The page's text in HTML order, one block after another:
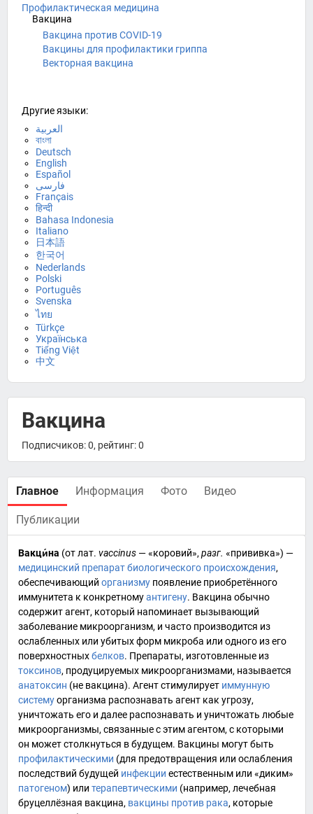
Профилактическая медицина
Вакцина
Вакцина против COVID-19
Вакцины для профилактики гриппа
Векторная вакцина
Другие языки:
العربية
বাংলা
Deutsch
English
Español
فارسی
Français
हिन्दी
Bahasa Indonesia
Italiano
日本語
한국어
Nederlands
Polski
Português
Svenska
ไทย
Türkçe
Українська
Tiếng Việt
中文
Вакцина
Подписчиков: 0, рейтинг: 0
Главное Информация Фото Видео
Публикации
Вакци́на (отлат. vaccinus — «коровий», разг. «прививка») —
медицинский препарат биологического происхождения,
обеспечивающий организму появление приобретённого
иммунитета к конкретномуантигену. Вакцина обычно
содержит агент, который напоминает вызывающий
заболевание микроорганизм, и часто производится из
ослабленных или убитых форм микроба или одного из его
поверхностныхбелков. Препараты, изготовленные из
токсинов, продуцируемых микроорганизмами, называется
анатоксин (не вакцина). Агент стимулирует иммунную
системуорганизма распознавать агент как угрозу,
уничтожать его и далее распознавать и уничтожать любые
микроорганизмы, связанные с этим агентом, с которыми
он может столкнуться в будущем. Вакцины могут быть
профилактическими (для предотвращения или ослабления
последствий будущей инфекции естественным или «диким»
патогеном) или терапевтическими (например, лечебная
бруцеллёзная вакцина, вакцины против рака, которые